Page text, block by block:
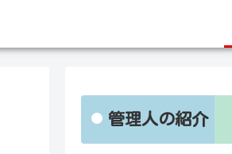
管理人の紹介